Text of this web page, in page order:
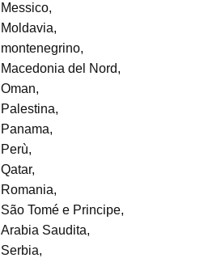
Messico,
Moldavia,
montenegrino,
Macedonia del Nord,
Oman,
Palestina,
Panama,
Perù,
Qatar,
Romania,
São Tomé e Principe,
Arabia Saudita,
Serbia,